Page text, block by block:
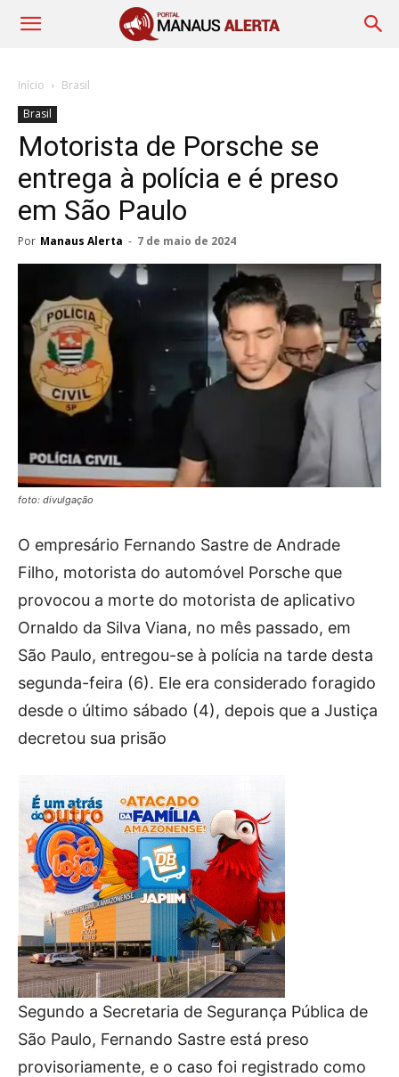
Início
Brasil
Brasil
Motorista de Porsche se
entrega à polícia e é preso
em São Paulo
Por Manaus Alerta - 7 de maio de 2024
foto: divulgação
O empresário Fernando Sastre de Andrade
Filho, motorista do automóvel Porsche que
provocou a morte do motorista de aplicativo
Ornaldo da Silva Viana, no mês passado, em
São Paulo, entregou-se à polícia na tarde desta
segunda-feira (6). Ele era considerado foragido
desde o último sábado (4), depois que a Justiça
decretou sua prisão
Segundo a Secretaria de Segurança Pública de
São Paulo, Fernando Sastre está preso
provisoriamente, e o caso foi registrado como